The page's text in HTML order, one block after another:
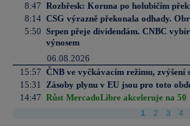
8:47 Rozbřesk: Koruna po holubičím
8:14 CSG výrazně překonala odhady.
5:50 Srpen přeje dividendám. CNBC
výnosem
06.08.2026
15:57 ČNB ve vyčkávacím režimu, zvýšení
15:31
Zásoby plynu v EU jsou pro toto
14:47 Růst MercadoLibre akceleruje na
1 2 3 4